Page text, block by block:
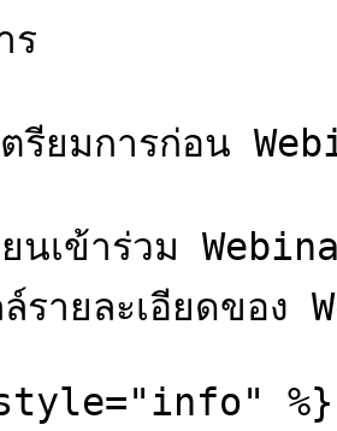
ร
ตรียมการก่อน
นเข้าร่วม
รายละเอียดขอ
%}